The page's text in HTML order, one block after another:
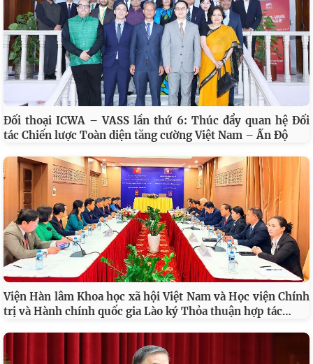
Đối thoại ICWA – VASS lần thứ 6: Thúc đẩy quan hệ Đối
tác Chiến lược Toàn diện tăng cường Việt Nam – Ấn Độ
Viện Hàn lâm Khoa học xã hội Việt Nam và Học viện Chính
trị và Hành chính quốc gia Lào ký Thỏa thuận hợp tác…